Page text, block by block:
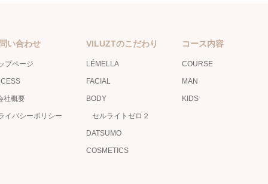
い合わせ
プページ
社概要
イバシーポリシー
VILUZTのこだわり
LÉMELLA
FACIAL
BODY
セルライトゼロ２
DATSUMO
COSMETICS
コース内容
COURSE
MAN
KIDS